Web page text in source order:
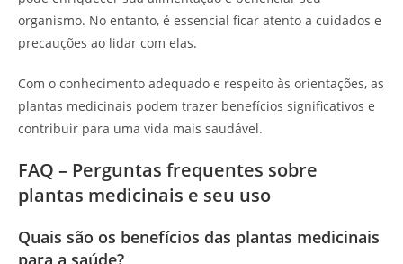
organismo. No entanto, é essencial ficar atento a cuidados e
precauções ao lidar com elas.
Com o conhecimento adequado e respeito às orientações, as
plantas medicinais podem trazer benefícios significativos e
contribuir para uma vida mais saudável.
FAQ – Perguntas frequentes sobre
plantas medicinais e seu uso
Quais são os benefícios das plantas medicinais
para a saúde?